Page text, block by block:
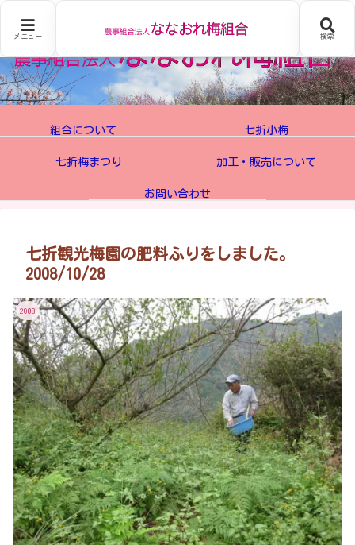
組合について 七折小梅
七折梅まつり 加工・販売について
お問い合わせ
七折観光梅園の肥料ふりをしました。
2008/10/28
2008
メニュー 検索